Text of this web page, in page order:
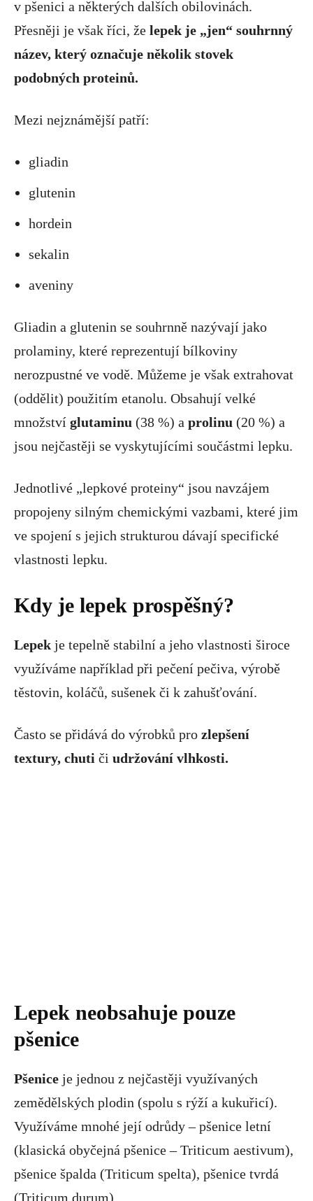
v pšenici a některých dalších obilovinách.
Přesněji je však říci, že lepek je „jen“ souhrnný
název, který označuje několik stovek
podobných proteinů.
Mezi nejznámější patří:
gliadin
glutenin
hordein
sekalin
aveniny
Gliadin a glutenin se souhrnně nazývají jako
prolaminy, které reprezentují bílkoviny
nerozpustné ve vodě. Můžeme je však extrahovat
(oddělit) použitím etanolu. Obsahují velké
množství glutaminu (38 %) a prolinu (20 %) a
jsou nejčastěji se vyskytujícími součástmi lepku.
Jednotlivé „lepkové proteiny“ jsou navzájem
propojeny silným chemickými vazbami, které jim
ve spojení s jejich strukturou dávají specifické
vlastnosti lepku.
Kdy je lepek prospěšný?
Lepek je tepelně stabilní a jeho vlastnosti široce
využíváme například při pečení pečiva, výrobě
těstovin, koláčů, sušenek či k zahušťování.
Často se přidává do výrobků pro zlepšení
textury, chuti či udržování vlhkosti.
Lepek neobsahuje pouze
pšenice
Pšenice je jednou z nejčastěji využívaných
zemědělských plodin (spolu s rýží a kukuřicí).
Využíváme mnohé její odrůdy – pšenice letní
(klasická obyčejná pšenice – Triticum aestivum),
pšenice špalda (Triticum spelta), pšenice tvrdá
(Triticum durum).